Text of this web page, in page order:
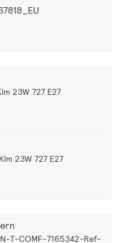
23W 727 E27
23W 727 E27
T-COMF-7165342-Ref-